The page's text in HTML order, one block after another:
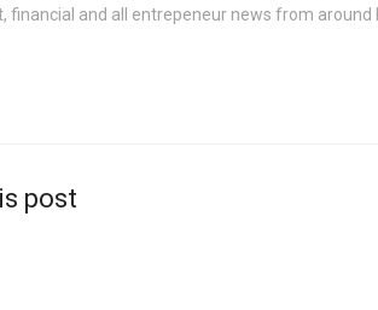
financial and all entrepeneur news from around
post